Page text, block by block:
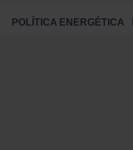
POLÍTICA ENERGÉTICA